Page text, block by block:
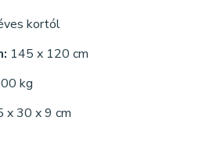
kortól
145 x 120 cm
kg
x 30 x 9 cm